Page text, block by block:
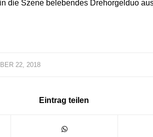
die Szene belebendes Drehorgelduo
22, 2018
Eintrag teilen